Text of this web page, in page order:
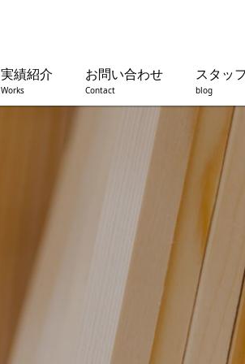
実績紹介
Works
お問い合わせ
Contact
スタッ
blog